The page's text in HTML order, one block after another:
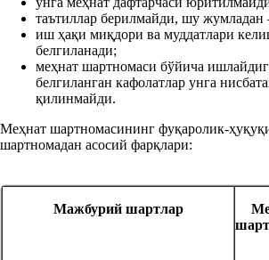
таътиллар берилмайди, шу
иш ҳақи миқдори ва муддатлари
белгиланади;
меҳнат шартномаси бўйича
белгиланган кафолатлар унга
қилинмайди.
Меҳнат шартномасининг фуқаролик-
шартномадан асосий фарқлари:
Мажбурий шартлар